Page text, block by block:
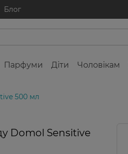
Блог
Парфуми Діти Чоловікам
500 мл
Фінальний
Domol Sensitive